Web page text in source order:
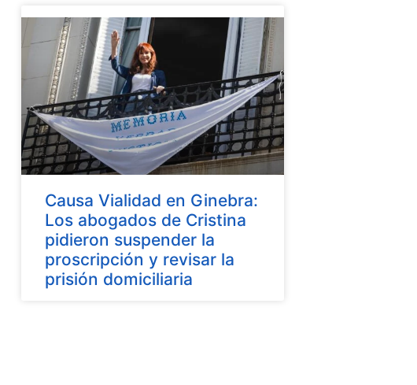
Causa Vialidad en Ginebra:
Los abogados de Cristina
pidieron suspender la
proscripción y revisar la
prisión domiciliaria